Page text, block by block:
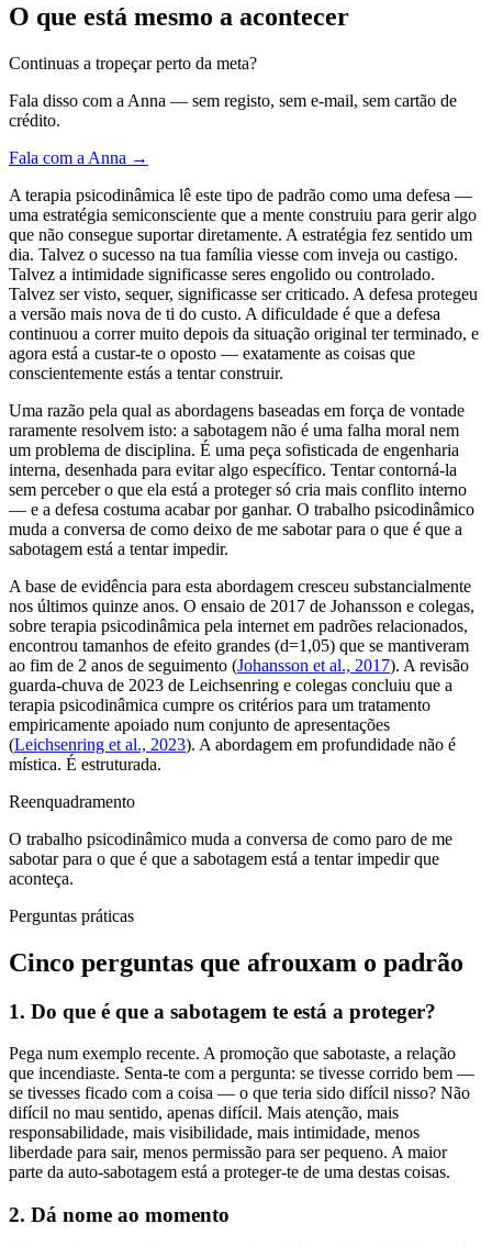
O que está mesmo a acontecer
Continuas a tropeçar perto da meta?
Fala disso com a Anna — sem registo, sem e-mail, sem cartão de
crédito.
Fala com a Anna →
A terapia psicodinâmica lê este tipo de padrão como uma defesa —
uma estratégia semiconsciente que a mente construiu para gerir algo
que não consegue suportar diretamente. A estratégia fez sentido um
dia. Talvez o sucesso na tua família viesse com inveja ou castigo.
Talvez a intimidade significasse seres engolido ou controlado.
Talvez ser visto, sequer, significasse ser criticado. A defesa protegeu
a versão mais nova de ti do custo. A dificuldade é que a defesa
continuou a correr muito depois da situação original ter terminado, e
agora está a custar-te o oposto — exatamente as coisas que
conscientemente estás a tentar construir.
Uma razão pela qual as abordagens baseadas em força de vontade
raramente resolvem isto: a sabotagem não é uma falha moral nem
um problema de disciplina. É uma peça sofisticada de engenharia
interna, desenhada para evitar algo específico. Tentar contorná-la
sem perceber o que ela está a proteger só cria mais conflito interno
— e a defesa costuma acabar por ganhar. O trabalho psicodinâmico
muda a conversa de como deixo de me sabotar para o que é que a
sabotagem está a tentar impedir.
A base de evidência para esta abordagem cresceu substancialmente
nos últimos quinze anos. O ensaio de 2017 de Johansson e colegas,
sobre terapia psicodinâmica pela internet em padrões relacionados,
encontrou tamanhos de efeito grandes (d=1,05) que se mantiveram
ao fim de 2 anos de seguimento (Johansson et al., 2017). A revisão
guarda-chuva de 2023 de Leichsenring e colegas concluiu que a
terapia psicodinâmica cumpre os critérios para um tratamento
empiricamente apoiado num conjunto de apresentações
(Leichsenring et al., 2023). A abordagem em profundidade não é
mística. É estruturada.
Reenquadramento
O trabalho psicodinâmico muda a conversa de como paro de me
sabotar para o que é que a sabotagem está a tentar impedir que
aconteça.
Perguntas práticas
Cinco perguntas que afrouxam o padrão
1. Do que é que a sabotagem te está a proteger?
Pega num exemplo recente. A promoção que sabotaste, a relação
que incendiaste. Senta-te com a pergunta: se tivesse corrido bem —
se tivesses ficado com a coisa — o que teria sido difícil nisso? Não
difícil no mau sentido, apenas difícil. Mais atenção, mais
responsabilidade, mais visibilidade, mais intimidade, menos
liberdade para sair, menos permissão para ser pequeno. A maior
parte da auto-sabotagem está a proteger-te de uma destas coisas.
2. Dá nome ao momento